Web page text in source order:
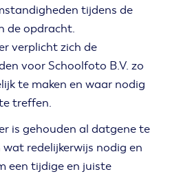
tijdens de
de opdracht.
verplicht zich de
voor Schoolfoto B.V. zo
te maken en waar nodig
treffen.
is gehouden al datgene te
redelijkerwijs nodig en
een tijdige en juiste